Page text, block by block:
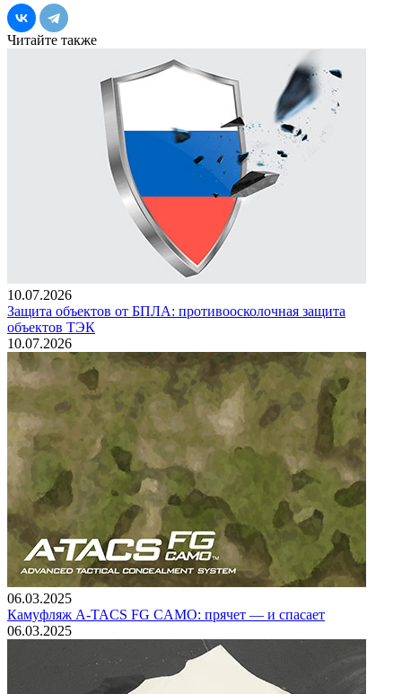
Читайте также
10.07.2026
Защита объектов от БПЛА: противоосколочная защита
объектов ТЭК
10.07.2026
06.03.2025
Камуфляж A-TACS FG CAMO: прячет — и спасает
06.03.2025